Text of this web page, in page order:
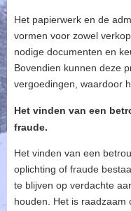
Het papierwerk en de
vormen voor zowel
nodige documenten en
Bovendien kunnen deze
vergoedingen, waardoor
Het vinden van een
fraude.
Het vinden van een
oplichting of fraude
te blijven op verdachte
houden. Het is raadzaam